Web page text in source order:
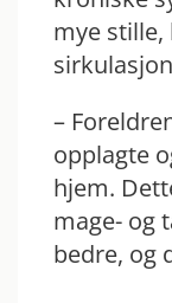
mye stille,
–
opplagte
hjem.
mage- og
bedre, og